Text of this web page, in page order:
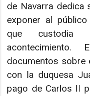
de Navarra dedica
exponer al
que custodia
documentos sobre
con la duquesa
pago de Carlos II